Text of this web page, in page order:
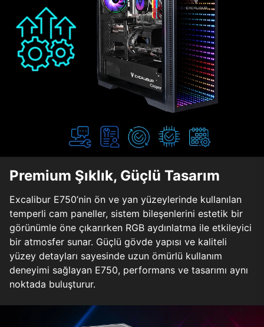
Premium Şıklık, Güçlü Tasarım
Excalibur E750’nin ön ve yan yüzeylerinde kullanılan
temperli cam paneller, sistem bileşenlerini estetik bir
görünümle öne çıkarırken RGB aydınlatma ile etkileyici
bir atmosfer sunar. Güçlü gövde yapısı ve kaliteli
yüzey detayları sayesinde uzun ömürlü kullanım
deneyimi sağlayan E750, performans ve tasarımı aynı
noktada buluşturur.